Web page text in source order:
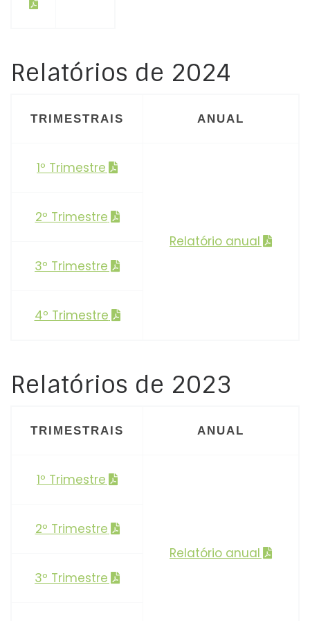
Relatórios de 2024
TRIMESTRAIS ANUAL
1º Trimestre
Relatório anual
2º Trimestre
3º Trimestre
4º Trimestre
Relatórios de 2023
TRIMESTRAIS ANUAL
1º Trimestre
Relatório anual
2º Trimestre
3º Trimestre